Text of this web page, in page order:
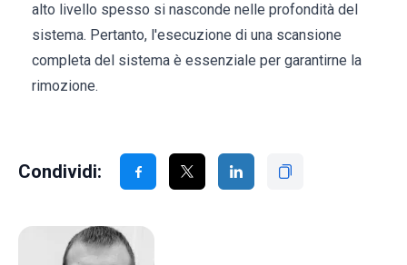
alto livello spesso si nasconde nelle profondità del
sistema. Pertanto, l'esecuzione di una scansione
completa del sistema è essenziale per garantirne la
rimozione.
Condividi: